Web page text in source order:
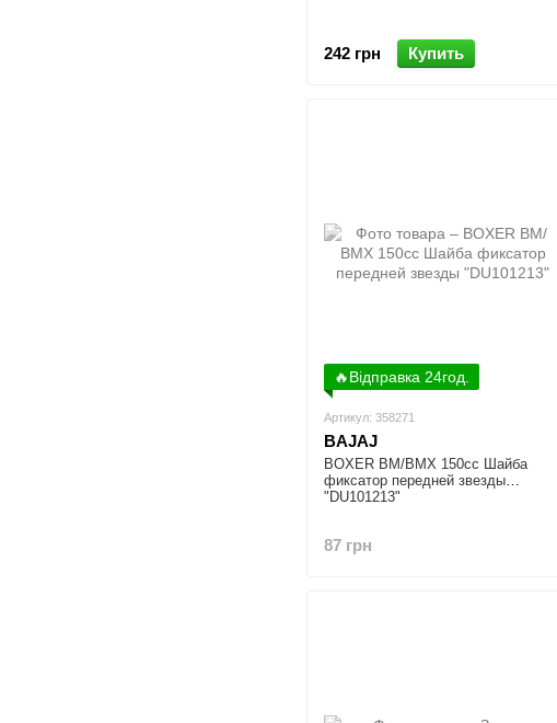
242 грн Купить
🔥Відправка 24год.
Артикул: 358271
BAJAJ
BOXER BM/ВМX 150cc Шайба
фиксатор передней звезды
"DU101213"
87 грн